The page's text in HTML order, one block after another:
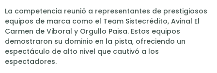
La competencia reunió a representantes de prestigiosos
equipos de marca como el Team Sistecrédito, Avinal El
Carmen de Viboral y Orgullo Paisa. Estos equipos
demostraron su dominio en la pista, ofreciendo un
espectáculo de alto nivel que cautivó a los
espectadores.